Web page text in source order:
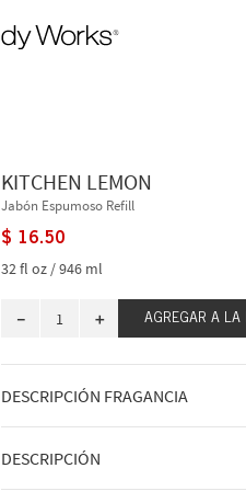
KITCHEN LEMON
Jabón Espumoso Refill
$ 16.50
32 fl oz / 946 ml
＋
－ AGREGAR A LA
DESCRIPCIÓN FRAGANCIA
A qué huele: limpio, brillante, frescura
DESCRIPCIÓN